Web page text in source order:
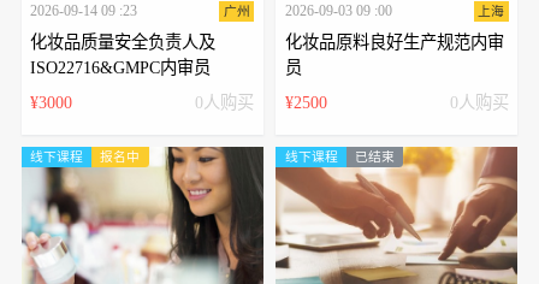
2026-09-14 09 :23 广州
化妆品质量安全负责人及
ISO22716&GMPC内审员
¥3000
0人购买
2026-09-03 09 :00 上海
化妆品原料良好生产规范内审
员
¥2500
0人购买
线下课程 报名中 线下课程 已结束